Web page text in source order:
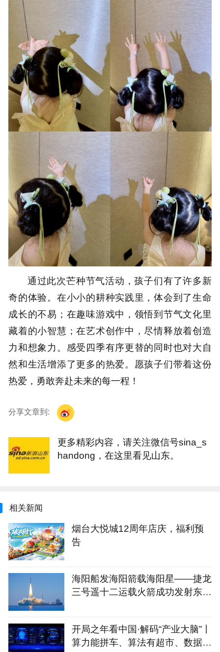
通过此次芒种节气活动，孩子们有了许多新
奇的体验。在小小的耕种实践里，体会到了生命
成长的不易；在趣味游戏中，领悟到节气文化里
藏着的小智慧；在艺术创作中，尽情释放着创造
力和想象力。感受四季有序更替的同时也对大自
然和生活增添了更多的热爱。愿孩子们带着这份
热爱，勇敢奔赴未来的每一程！
分享文章到:
更多精彩内容，请关注微信号sina_s
handong，在这里看见山东。
相关新闻
烟台大悦城12周年店庆，福利预
告
海阳船发海阳箭载海阳星——捷龙
三号遥十二运载火箭成功发射东方
开局之年看中国·解码“产业大脑”丨
算力能拼车、算法有超市、数据不